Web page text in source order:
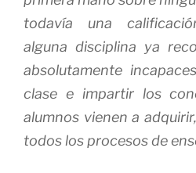
todavía una
alguna disciplina ya
absolutamente
clase e impartir los
alumnos vienen a
todos los procesos de